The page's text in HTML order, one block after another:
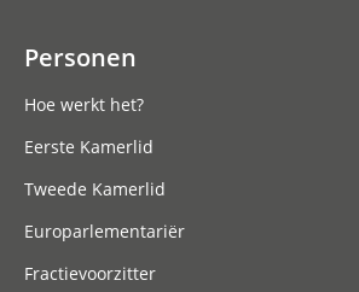
Personen
Hoe werkt het?
Eerste Kamerlid
Tweede Kamerlid
Europarlementariër
Fractievoorzitter